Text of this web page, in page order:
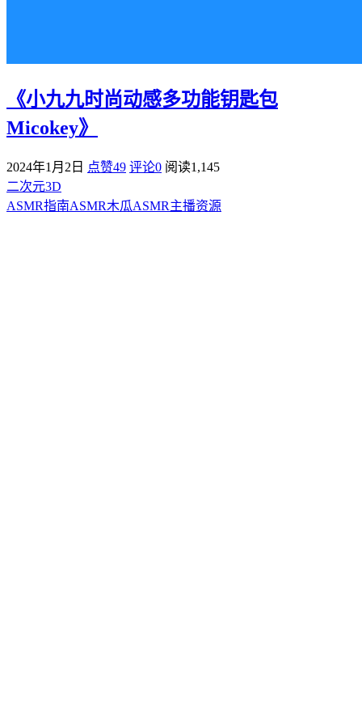
《小九九时尚动感多功能钥匙包
Micokey》
2024年1月2日 点赞49 评论0 阅读1,145
二次元3D
ASMR指南ASMR木瓜ASMR主播资源